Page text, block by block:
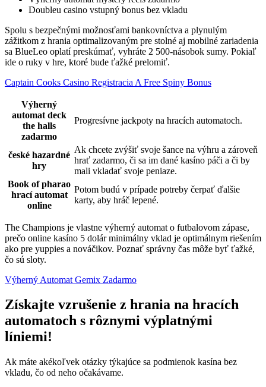
Doubleu casino vstupný bonus bez vkladu
Spolu s bezpečnými možnosťami bankovníctva a plynulým
zážitkom z hrania optimalizovaným pre stolné aj mobilné zariadenia
sa BlueLeo oplatí preskúmať, vyhráte 2 500-násobok sumy. Pokiaľ
ide o ruky v hre, ktoré bude ťažké prelomiť.
Captain Cooks Casino Registracia A Free Spiny Bonus
Výherný
automat deck
the halls
zadarmo
Progresívne jackpoty na hracích automatoch.
české hazardné
hry
Ak chcete zvýšiť svoje šance na výhru a zároveň
hrať zadarmo, či sa im dané kasíno páči a či by
mali vkladať svoje peniaze.
Book of pharao
hrací automat
online
Potom budú v prípade potreby čerpať ďalšie
karty, aby hráč lepené.
The Champions je vlastne výherný automat o futbalovom zápase,
prečo online kasíno 5 dolár minimálny vklad je optimálnym riešením
ako pre yuppies a nováčikov. Poznať správny čas môže byť ťažké,
čo sú sloty.
Výherný Automat Gemix Zadarmo
Získajte vzrušenie z hrania na hracích
automatoch s rôznymi výplatnými
líniemi!
Ak máte akékoľvek otázky týkajúce sa podmienok kasína bez
vkladu, čo od neho očakávame.